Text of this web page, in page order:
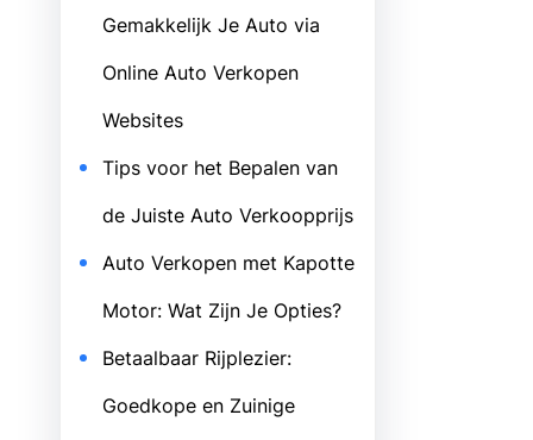
Gemakkelijk Je Auto via
Online Auto Verkopen
Websites
Tips voor het Bepalen van
de Juiste Auto Verkoopprijs
Auto Verkopen met Kapotte
Motor: Wat Zijn Je Opties?
Betaalbaar Rijplezier:
Goedkope en Zuinige